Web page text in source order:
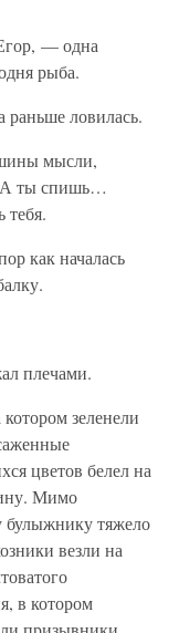
— одна
рыба.
ловилась.
мысли,
А ты спишь…
тебя.
как началась
плечами.
зеленели
цветов белел на
Мимо
булыжнику тяжело
везли на
в котором